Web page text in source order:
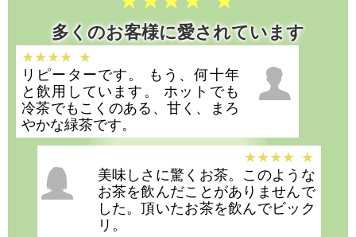
多くのお客様に愛されています
リピーターです。 もう、何十年
と飲用しています。 ホットでも
冷茶でもこくのある、甘く、まろ
やかな緑茶です。
美味しさに驚くお茶。このような
お茶を飲んだことがありませんで
した。頂いたお茶を飲んでビック
リ。